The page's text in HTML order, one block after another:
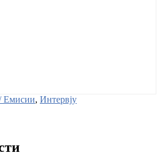
Емисии, Интервју